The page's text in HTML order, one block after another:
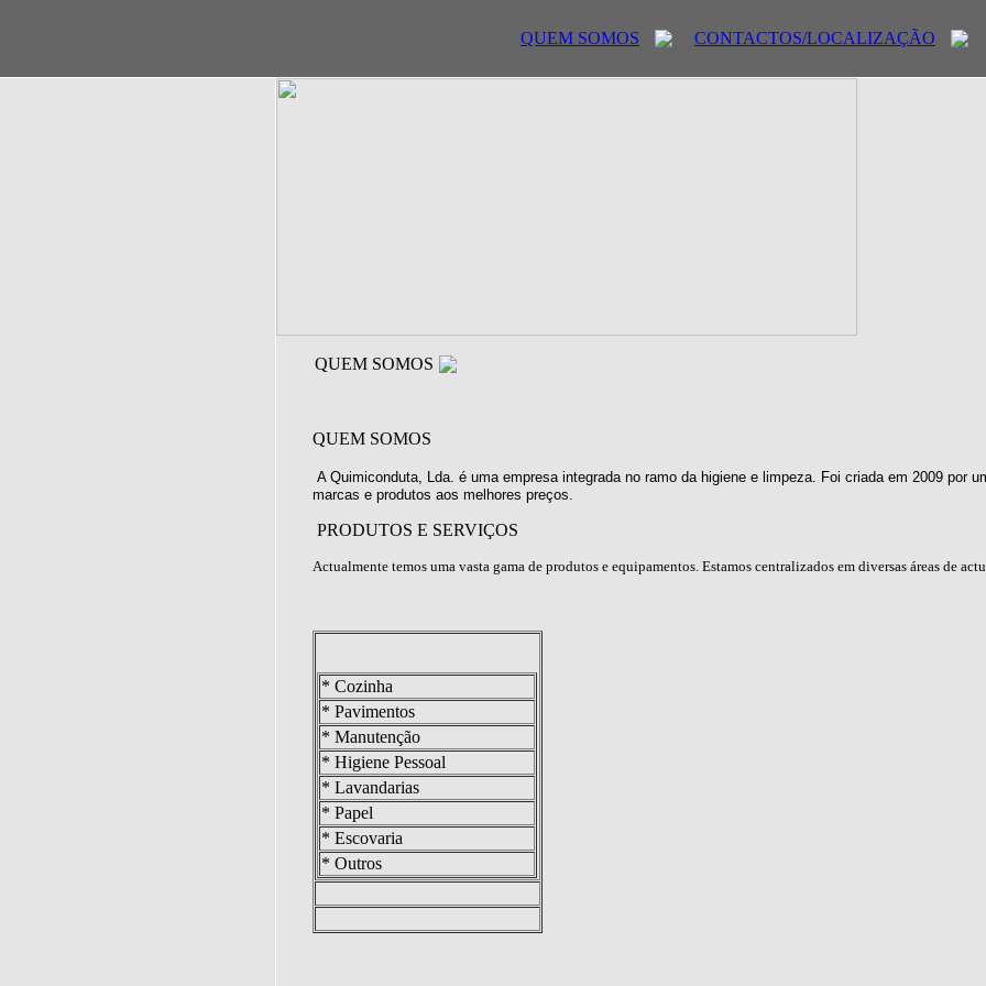
QUEM SOMOS CONTACTOS/LOCALIZAÇÃO
QUEM SOMOS
QUEM SOMOS
A Quimiconduta, Lda. é uma empresa integrada no ramo da higiene e limpeza. Foi criada em 2009 por
marcas e produtos aos melhores preços.
PRODUTOS E SERVIÇOS
Actualmente temos uma vasta gama de produtos e equipamentos. Estamos centralizados em diversas áreas de
* Cozinha
* Pavimentos
* Manutenção
* Higiene Pessoal
* Lavandarias
* Papel
* Escovaria
* Outros